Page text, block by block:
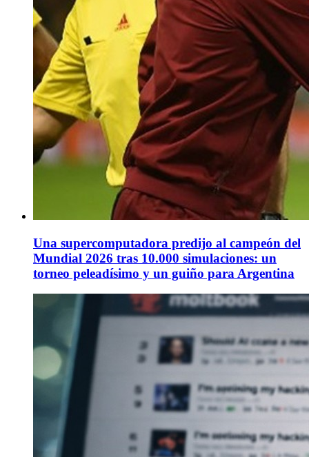
Una supercomputadora predijo al campeón del
Mundial 2026 tras 10.000 simulaciones: un
torneo peleadísimo y un guiño para Argentina